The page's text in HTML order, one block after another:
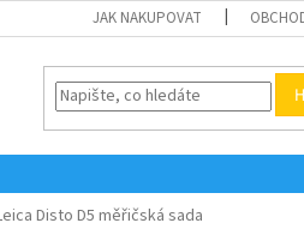
JAK NAKUPOVAT
Disto D5 měřičská sada